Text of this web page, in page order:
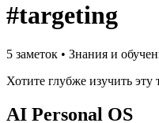
#targeting
5 заметок • Знания и
Хотите глубже изучить эту
AI Personal OS